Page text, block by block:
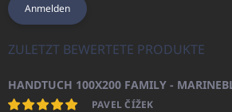
Anmelden
ZULETZT BEWERTETE PRODUKTE
HANDTUCH 100X200 FAMILY -
PAVEL ČÍŽEK